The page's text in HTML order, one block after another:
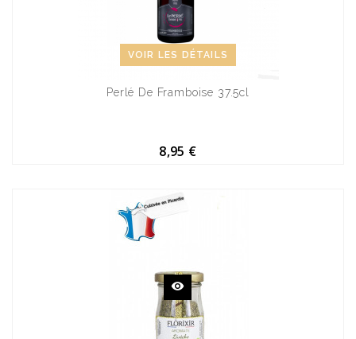
VOIR LES DÉTAILS
Perlé De Framboise 37.5cl
8,95 €